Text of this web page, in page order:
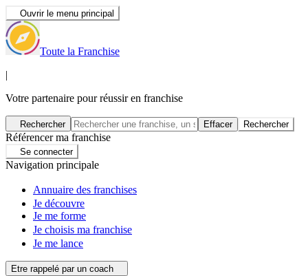
Ouvrir le menu principal
Toute la Franchise
|
Votre partenaire pour réussir en franchise
Rechercher Effacer Rechercher
Référencer ma franchise
Se connecter
Navigation principale
Annuaire des franchises
Je découvre
Je me forme
Je choisis ma franchise
Je me lance
Etre rappelé par un coach